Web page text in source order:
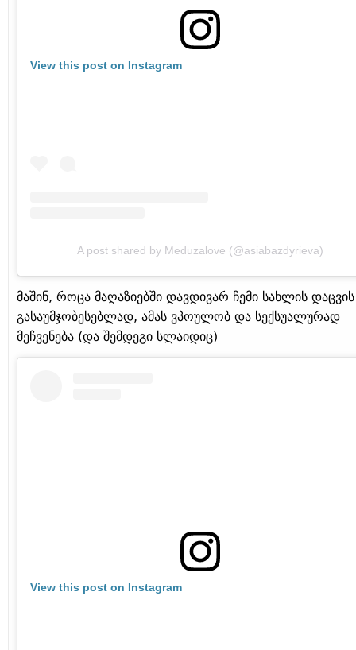
View this post on Instagram
A post shared by Meduzalove (@asiabazdyrieva)
მაშინ, როცა მაღაზიებში დავდივარ ჩემი სახლის დაცვის
გასაუმჯობესებლად, ამას ვპოულობ და სექსუალურად
მეჩვენება (და შემდეგი სლაიდიც)
View this post on Instagram